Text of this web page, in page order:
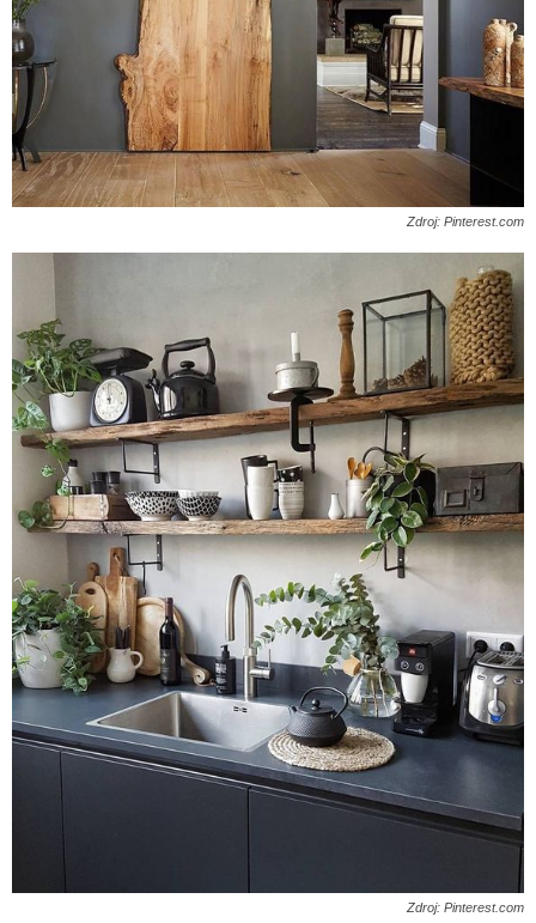
Zdroj: Pinterest.com
Zdroj: Pinterest.com